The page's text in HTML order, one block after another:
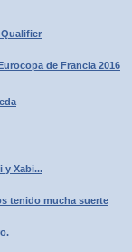
Qualifier
de Francia 2016
y Xabi...
tenido mucha suerte